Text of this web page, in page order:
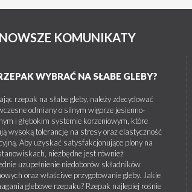
KOMUNIKATY
WYBRAĆ NA SŁABE GLEBY?
rzepak na słabe gleby, należy zdecydować
odmiany o silnym wigorze jesienno-
i głębokim systemie korzeniowym, które
wysoką tolerancję na stresy oraz elastyczność
Aby uzyskać satysfakcjonujące plony na
niezbędne jest również
uzupełnienie niedoborów składników
oraz właściwe przygotowanie gleby. Jakie
glebowe rzepaku? Rzepak najlepiej rośnie